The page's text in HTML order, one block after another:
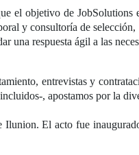
el objetivo de
y consultoría de
una respuesta ágil a las
entrevistas y
, apostamos por la
El acto fue